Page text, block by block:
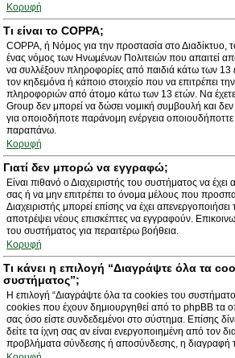
Κορυφή
Τι είναι το COPPA;
COPPA, ή Νόμος για την προστασία στο Διαδίκτυο,
ένας νόμος των Ηνωμένων Πολιτειών που απαιτεί
να συλλέξουν πληροφορίες από παιδιά κάτω των 13
τον κηδεμόνα ή κάποιο στοιχείο που να επιτρέπει
πληροφοριών από άτομο κάτω των 13 ετών. Να
Group δεν μπορεί να δώσει νομική συμβουλή και δεν
για οποιοδήποτε παράνομη ενέργεια
παραπάνω.
Κορυφή
Γιατί δεν μπορώ να εγγραφώ;
Είναι πιθανό ο Διαχειριστής του συστήματος να έχει
σας ή να μην επιτρέπει το όνομα μέλους που
Διαχειριστής μπορεί επίσης να έχει απενεργοποιήσει
αποτρέψει νέους επισκέπτες να εγγραφούν.
του συστήματος για περαιτέρω βοήθεια.
Κορυφή
Τι κάνει η επιλογή “Διαγράψτε όλα τα
συστήματος”;
Η επιλογή “Διαγράψτε όλα τα cookies του
cookies που έχουν δημιουργηθεί από το phpBB τα
σας όσο είστε συνδεδεμένοι στο σύστημα. Επίσης
δείτε τα ίχνη σας αν είναι ενεργοποιημένη από τον
προβλήματα σύνδεσης ή αποσύνδεσης, η διαγραφή